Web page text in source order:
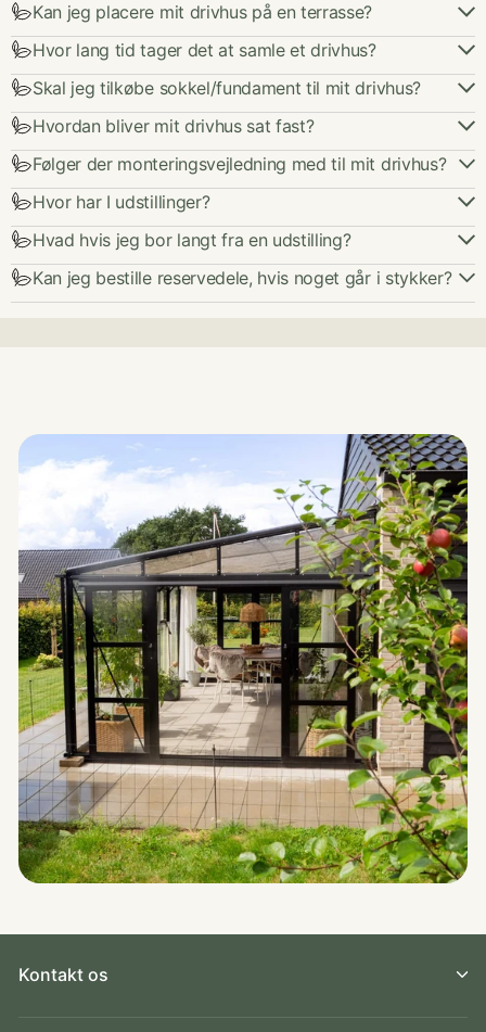
Kan jeg placere mit drivhus på en terrasse?
Hvor lang tid tager det at samle et drivhus?
Skal jeg tilkøbe sokkel/fundament til mit drivhus?
Hvordan bliver mit drivhus sat fast?
Følger der monteringsvejledning med til mit drivhus?
Hvor har I udstillinger?
Hvad hvis jeg bor langt fra en udstilling?
Kan jeg bestille reservedele, hvis noget går i stykker?
Kontakt os